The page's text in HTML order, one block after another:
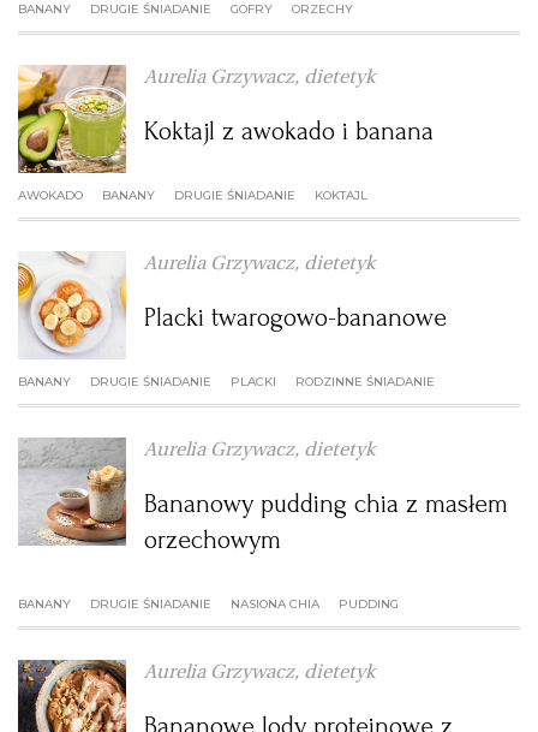
BANANY DRUGIE ŚNIADANIE GOFRY ORZECHY
Aurelia Grzywacz, dietetyk
Koktajl z awokado i banana
AWOKADO BANANY DRUGIE ŚNIADANIE KOKTAJL
Aurelia Grzywacz, dietetyk
Placki twarogowo-bananowe
BANANY DRUGIE ŚNIADANIE PLACKI RODZINNE ŚNIADANIE
Aurelia Grzywacz, dietetyk
Bananowy pudding chia z masłem
orzechowym
BANANY DRUGIE ŚNIADANIE NASIONA CHIA PUDDING
Aurelia Grzywacz, dietetyk
Bananowe lody proteinowe z